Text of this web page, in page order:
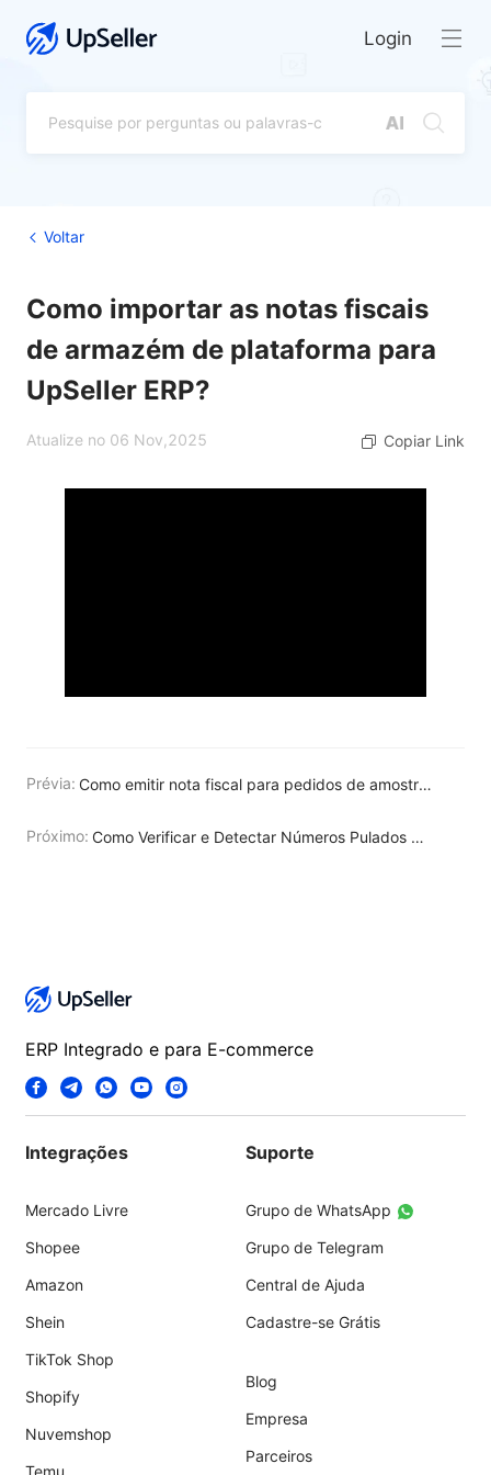
Login
Voltar
Como importar as notas fiscais
de armazém de plataforma para
UpSeller ERP?
Atualize no 06 Nov,2025 Copiar Link
Prévia: Como emitir nota fiscal para pedidos de amostras da TikTokShop?
Próximo: Como Verificar e Detectar Números Pulados de NF-e no Upseller
ERP Integrado e para E-commerce
Integrações
Mercado Livre
Shopee
Amazon
Shein
TikTok Shop
Shopify
Nuvemshop
Temu
Suporte
Grupo de WhatsApp
Grupo de Telegram
Central de Ajuda
Cadastre-se Grátis
Blog
Empresa
Parceiros